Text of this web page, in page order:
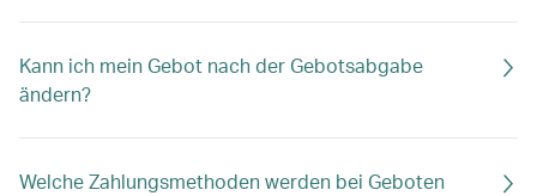
Kann ich mein Gebot nach der Gebotsabgabe
ändern?
Welche Zahlungsmethoden werden bei Geboten